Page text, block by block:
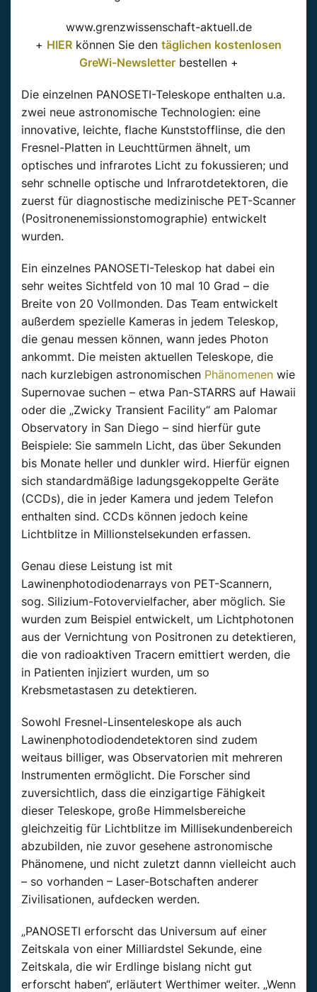
www.grenzwissenschaft-aktuell.de
+ HIER können Sie den täglichen kostenlosen
GreWi-Newsletterbestellen +
Die einzelnen PANOSETI-Teleskope enthalten u.a.
zwei neue astronomische Technologien: eine
innovative, leichte, flache Kunststofflinse, die den
Fresnel-Platten in Leuchttürmen ähnelt, um
optisches und infrarotes Licht zu fokussieren; und
sehr schnelle optische und Infrarotdetektoren, die
zuerst für diagnostische medizinische PET-Scanner
(Positronenemissionstomographie) entwickelt
wurden.
Ein einzelnes PANOSETI-Teleskop hat dabei ein
sehr weites Sichtfeld von 10 mal 10 Grad – die
Breite von 20 Vollmonden. Das Team entwickelt
außerdem spezielle Kameras in jedem Teleskop,
die genau messen können, wann jedes Photon
ankommt. Die meisten aktuellen Teleskope, die
nach kurzlebigen astronomischen Phänomenen wie
Supernovae suchen – etwa Pan-STARRS auf Hawaii
oder die „Zwicky Transient Facility“ am Palomar
Observatory in San Diego – sind hierfür gute
Beispiele: Sie sammeln Licht, das über Sekunden
bis Monate heller und dunkler wird. Hierfür eignen
sich standardmäßige ladungsgekoppelte Geräte
(CCDs), die in jeder Kamera und jedem Telefon
enthalten sind. CCDs können jedoch keine
Lichtblitze in Millionstelsekunden erfassen.
Genau diese Leistung ist mit
Lawinenphotodiodenarrays von PET-Scannern,
sog. Silizium-Fotovervielfacher, aber möglich. Sie
wurden zum Beispiel entwickelt, um Lichtphotonen
aus der Vernichtung von Positronen zu detektieren,
die von radioaktiven Tracern emittiert werden, die
in Patienten injiziert wurden, um so
Krebsmetastasen zu detektieren.
Sowohl Fresnel-Linsenteleskope als auch
Lawinenphotodiodendetektoren sind zudem
weitaus billiger, was Observatorien mit mehreren
Instrumenten ermöglicht. Die Forscher sind
zuversichtlich, dass die einzigartige Fähigkeit
dieser Teleskope, große Himmelsbereiche
gleichzeitig für Lichtblitze im Millisekundenbereich
abzubilden, nie zuvor gesehene astronomische
Phänomene, und nicht zuletzt dannn vielleicht auch
– so vorhanden – Laser-Botschaften anderer
Zivilisationen, aufdecken werden.
„PANOSETI erforscht das Universum auf einer
Zeitskala von einer Milliardstel Sekunde, eine
Zeitskala, die wir Erdlinge bislang nicht gut
erforscht haben“, erläutert Werthimer weiter. „Wenn